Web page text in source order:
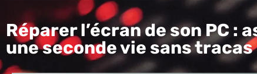
Réparer l’écran de son PC
une seconde vie sans tracas